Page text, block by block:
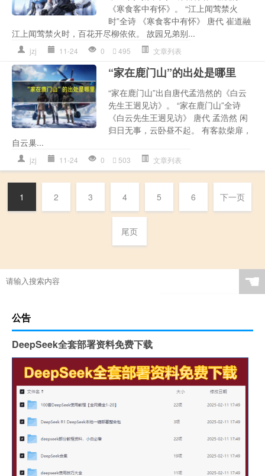
《寒食客中有怀》。 “江上闻莺禁火
时”全诗 《寒食客中有怀》 唐代 崔道融
江上闻莺禁火时，百花开尽柳依依。 故园兄弟别...
jzj 11-24 0 495 文章列表
“家在鹿门山”的出处是哪里
“家在鹿门山”出自唐代孟浩然的《白云
先生王迥见访》。 “家在鹿门山”全诗
《白云先生王迥见访》 唐代 孟浩然 闲
归日无事，云卧昼不起。 有客款柴扉，
自云巢...
jzj 11-24 0 503 文章列表
1 2 3 4 5 6 下一页
尾页
☚
公告
DeepSeek全套部署资料免费下载